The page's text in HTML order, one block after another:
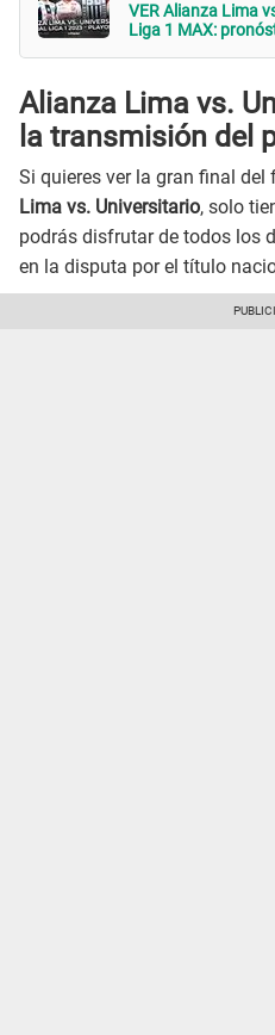
VER Alianza Lima
Liga 1 MAX:
Alianza Lima vs.
la transmisión del
Si quieres ver la gran final del
Lima vs. Universitario, solo
podrás disfrutar de todos los
en la disputa por el título